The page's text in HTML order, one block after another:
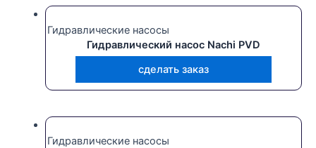
Гидравлические насосы
Гидравлический насос Nachi PVD
сделать заказ
Гидравлические насосы